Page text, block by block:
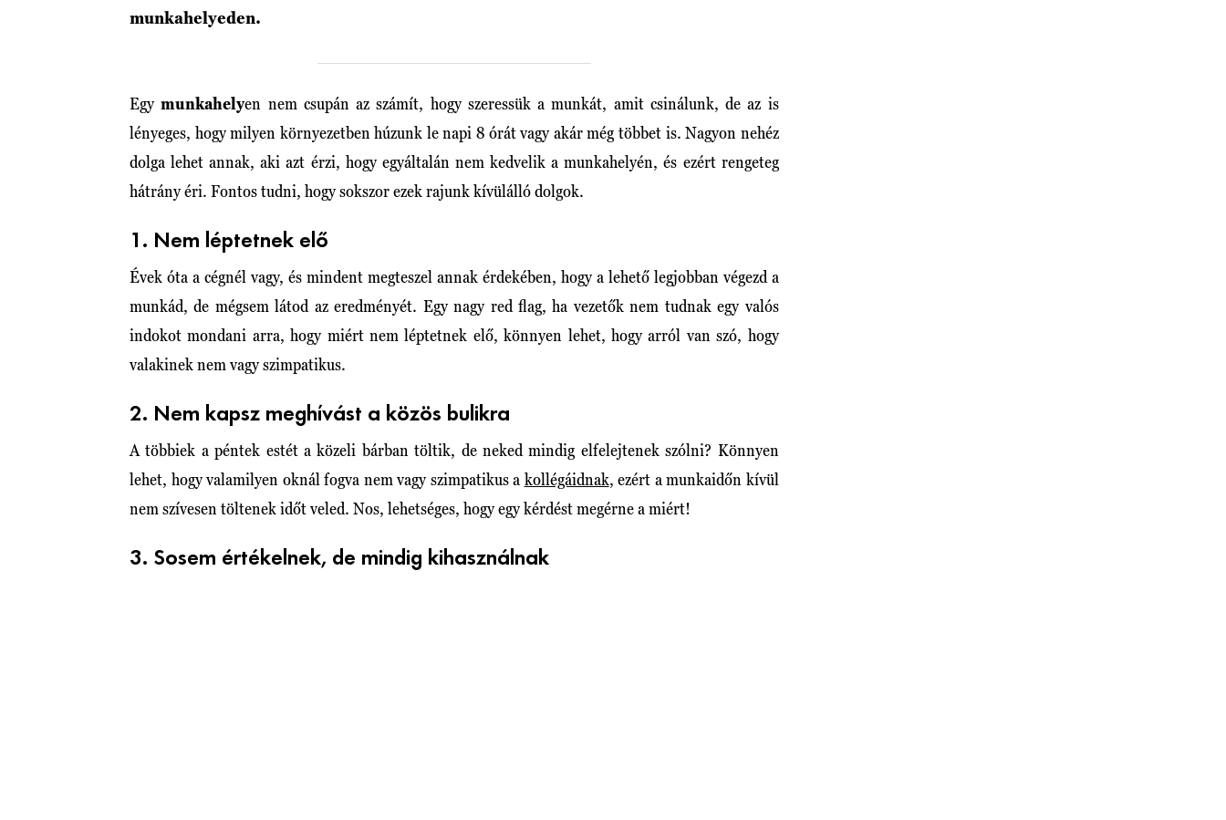
munkahelyeden.
Egymunkahelyen nem csupán az számít, hogy szeressük a munkát, amit csinálunk, de az is
lényeges, hogy milyen környezetben húzunk le napi 8 órát vagy akár még többet is. Nagyon nehéz
dolga lehet annak, aki azt érzi, hogy egyáltalán nem kedvelik a munkahelyén, és ezért rengeteg
hátrány éri. Fontos tudni, hogy sokszor ezek rajunk kívülálló dolgok.
1. Nem léptetnek elő
Évek óta a cégnél vagy, és mindent megteszel annak érdekében, hogy a lehető legjobban végezd a
munkád, de mégsem látod az eredményét. Egy nagy red flag, ha vezetők nem tudnak egy valós
indokot mondani arra, hogy miért nem léptetnek elő, könnyen lehet, hogy arról van szó, hogy
valakinek nem vagy szimpatikus.
2. Nem kapsz meghívást a közös bulikra
A többiek a péntek estét a közeli bárban töltik, de neked mindig elfelejtenek szólni? Könnyen
lehet, hogy valamilyen oknál fogva nem vagy szimpatikus a kollégáidnak, ezért a munkaidőn kívül
nem szívesen töltenek időt veled. Nos, lehetséges, hogy egy kérdést megérne a miért!
3. Sosem értékelnek, de mindig kihasználnak